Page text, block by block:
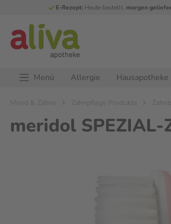
E-Rezept: Heute bestellt, morgen
Menü Allergie
Mund & Zähne Zahnpflege Produkte
meridol SPEZIAL-